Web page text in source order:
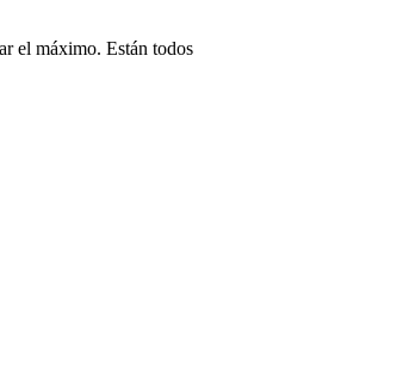
el máximo. Están todos